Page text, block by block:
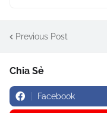
Previous Post
Chia Sẻ
Facebook